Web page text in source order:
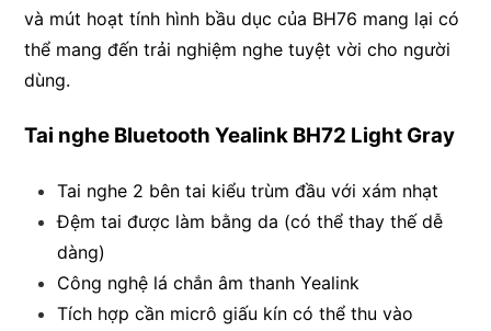
và mút hoạt tính hình bầu dục của BH76 mang lại có
thể mang đến trải nghiệm nghe tuyệt vời cho người
dùng.
Tai nghe Bluetooth Yealink BH72 Light Gray
Tai nghe 2 bên tai kiểu trùm đầu với xám nhạt
Đệm tai được làm bằng da (có thể thay thế dễ
dàng)
Công nghệ lá chắn âm thanh Yealink
Tích hợp cần micrô giấu kín có thể thu vào